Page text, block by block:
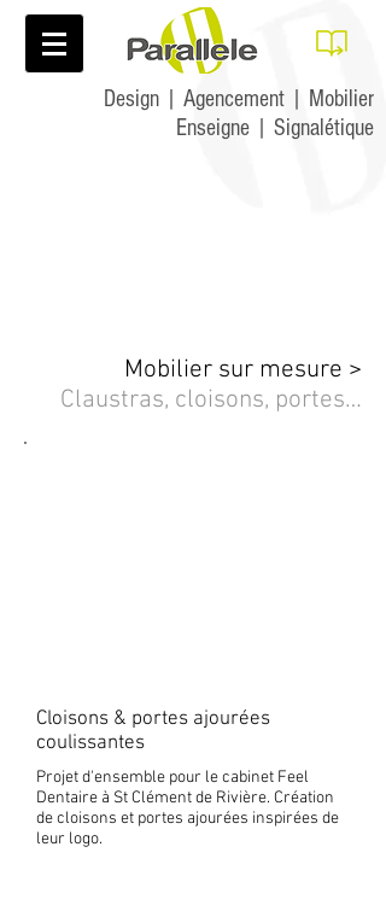
Design | Agencement | Mobilier
Enseigne | Signalétique
Mobilier sur mesure >
Claustras, cloisons, portes…
Cloisons & portes ajourées
coulissantes
Projet d'ensemble pour le cabinet Feel
Dentaire à St Clément de Rivière. Création
de cloisons et portes ajourées inspirées de
leur logo.